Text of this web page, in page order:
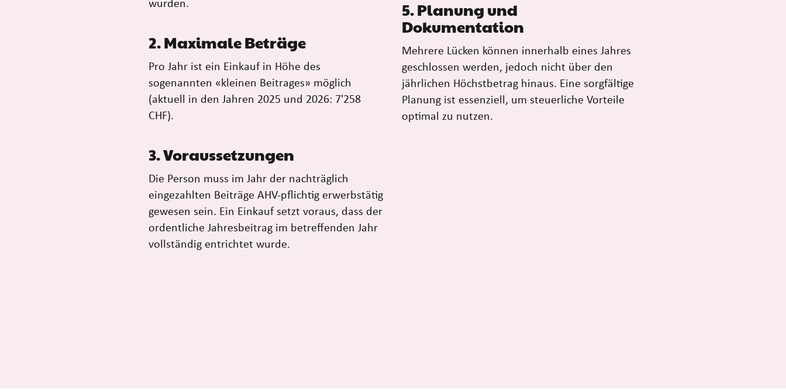
wurden.
2. Maximale Beträge
Pro Jahr ist ein Einkauf in Höhe des
sogenannten «kleinen Beitrages» möglich
(aktuell in den Jahren 2025 und 2026: 7'258
CHF).
3. Voraussetzungen
Die Person muss im Jahr der nachträglich
eingezahlten Beiträge AHV-pflichtig erwerbstätig
gewesen sein. Ein Einkauf setzt voraus, dass der
ordentliche Jahresbeitrag im betreffenden Jahr
vollständig entrichtet wurde.
5. Planung und
Dokumentation
Mehrere Lücken können innerhalb eines Jahres
geschlossen werden, jedoch nicht über den
jährlichen Höchstbetrag hinaus. Eine sorgfältige
Planung ist essenziell, um steuerliche Vorteile
optimal zu nutzen.